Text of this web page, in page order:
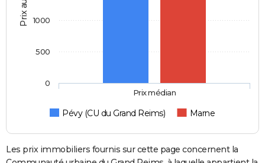
Pévy (CU du Grand Reims) Marne
Prix médian
0
500
1000
Les prix immobiliers fournis sur cette page concernent la